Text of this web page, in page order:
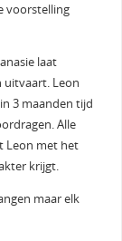
voorstelling
laat
uitvaart. Leon
3 maanden tijd
Alle
Leon met het
krijgt.
maar elk